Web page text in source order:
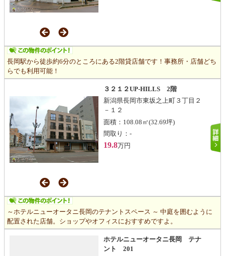
長岡駅から徒歩約6分のところにある2階貸店舗です！事務所・店舗どち
らでも利用可能！
３２１２UP-HILLS 2階
新潟県長岡市東坂之上町３丁目２
－１２
面積： 108.08㎡(32.69坪)
間取り： -
19.8万円
～ホテルニューオータニ長岡のテナントスペース ～ 中庭を囲むように
配置された店舗。ショップやオフィスにおすすめですよ。
ホテルニューオータニ長岡 テナ
ント 201